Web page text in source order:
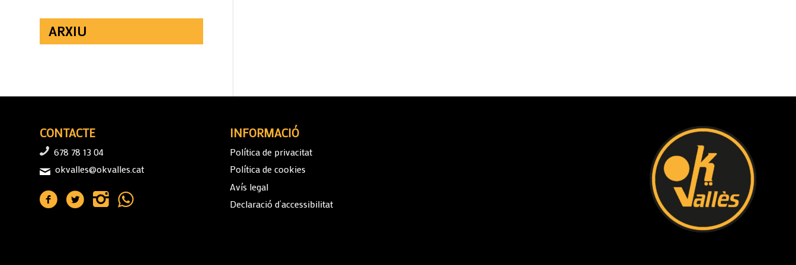
ARXIU
CONTACTE
678 78 13 04
okvalles@okvalles.cat
INFORMACIÓ
Política de privacitat
Política de cookies
Avís legal
Declaració d’accessibilitat